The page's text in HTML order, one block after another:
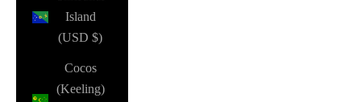
Island
(USD $)
Cocos
(Keeling)